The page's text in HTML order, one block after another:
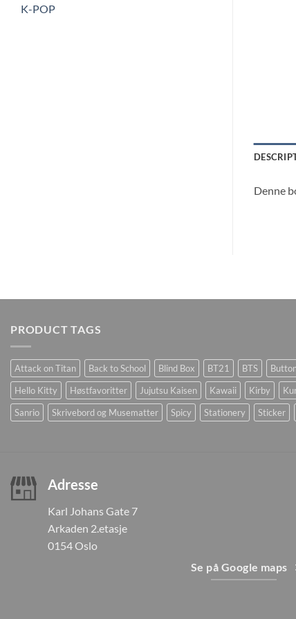
K-POP
Denne
PRODUCT TAGS
Attack on Titan Back to School Blind Box BT21 BTS
Hello Kitty
Høstfavoritter Jujutsu Kaisen Kawaii Kirby
Sanrio
Skrivebord og Musematter Spicy Stationery Sticker
Adresse
Karl Johans Gate 7
Arkaden 2.etasje
0154 Oslo
Se på Google maps